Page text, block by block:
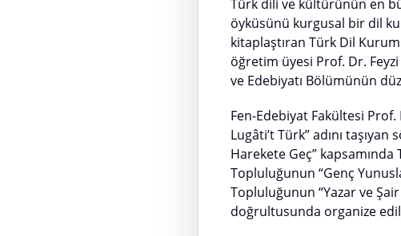
Türk dili ve kültürünün en
öyküsünü kurgusal bir dil
kitaplaştıran Türk Dil
öğretim üyesi Prof. Dr.
ve Edebiyatı Bölümünün
Fen-Edebiyat Fakültesi
Lugâti’t Türk” adını
Harekete Geç”
Topluluğunun “Genç
Topluluğunun “Yazar ve Şair
doğrultusunda organize